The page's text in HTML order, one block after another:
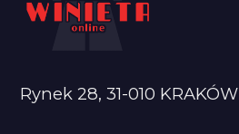
Rynek 28, 31-010 KRAKÓW